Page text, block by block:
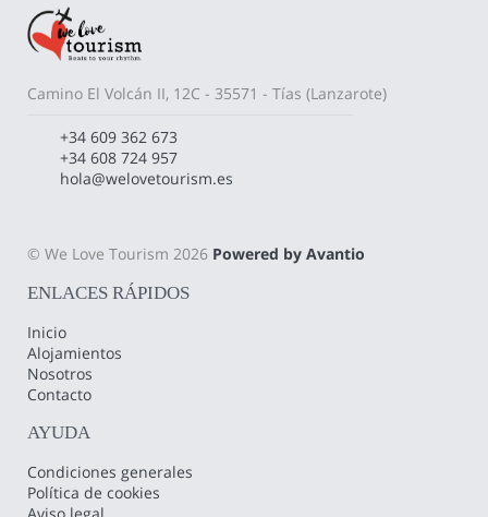
Camino El Volcán II, 12C - 35571 - Tías (Lanzarote)
+34 609 362 673
+34 608 724 957
hola@welovetourism.es
© We Love Tourism 2026 Powered by Avantio
ENLACES RÁPIDOS
Inicio
Alojamientos
Nosotros
Contacto
AYUDA
Condiciones generales
Política de cookies